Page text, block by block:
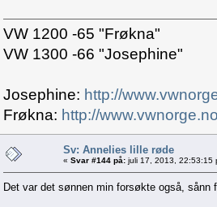
VW 1200 -65 "Frøkna"
VW 1300 -66 "Josephine"
Josephine: http://
Frøkna: http://
Sv: Annelies lille røde
« Svar #144 på: juli 17, 2013, 22:53:15
Det var det sønnen min forsøkte også, sånn